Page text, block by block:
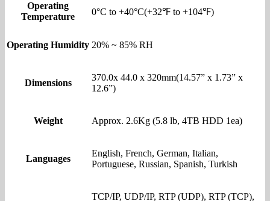
Operating
Temperature
0°C to +40°C(+32℉ to +104℉)
Operating Humidity 20% ~ 85% RH
Dimensions
370.0x 44.0 x 320mm(14.57” x 1.73” x
12.6”)
Weight Approx. 2.6Kg (5.8 lb, 4TB HDD 1ea)
Languages
English, French, German, Italian,
Portuguese, Russian, Spanish, Turkish
TCP/IP, UDP/IP, RTP (UDP), RTP (TCP),